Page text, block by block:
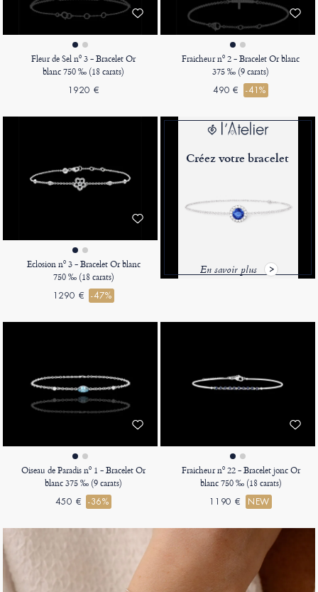
Fleur de Sel nº 3 - Bracelet Or
blanc 750 ‰ (18 carats)
1920 €
Fraicheur nº 2 - Bracelet Or blanc
375 ‰ (9 carats)
490 € -41%
Eclosion nº 3 - Bracelet Or blanc
750 ‰ (18 carats)
1290 € -47%
Créez votre bracelet
En savoir plus
Oiseau de Paradis nº 1 - Bracelet Or
blanc 375 ‰ (9 carats)
450 € -36%
Fraicheur nº 22 - Bracelet jonc Or
blanc 750 ‰ (18 carats)
1190 € NEW